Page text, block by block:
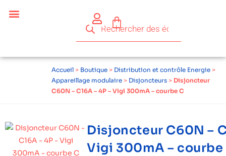
Accueil > Boutique > Distribution et contrôle Energie >
Appareillage modulaire > Disjoncteurs > Disjoncteur
C60N – C16A – 4P – Vigi 300mA – courbe C
Disjoncteur C60N –
Vigi 300mA – courbe